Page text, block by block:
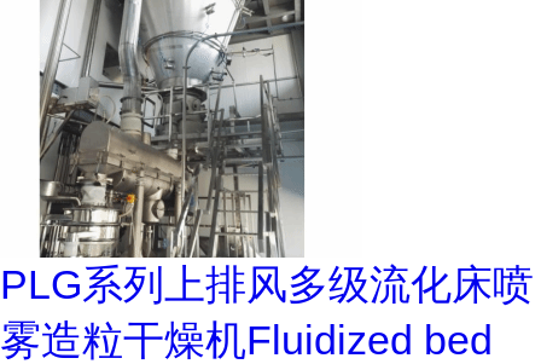
PLG系列上排风多级流化床喷
雾造粒干燥机Fluidized bed